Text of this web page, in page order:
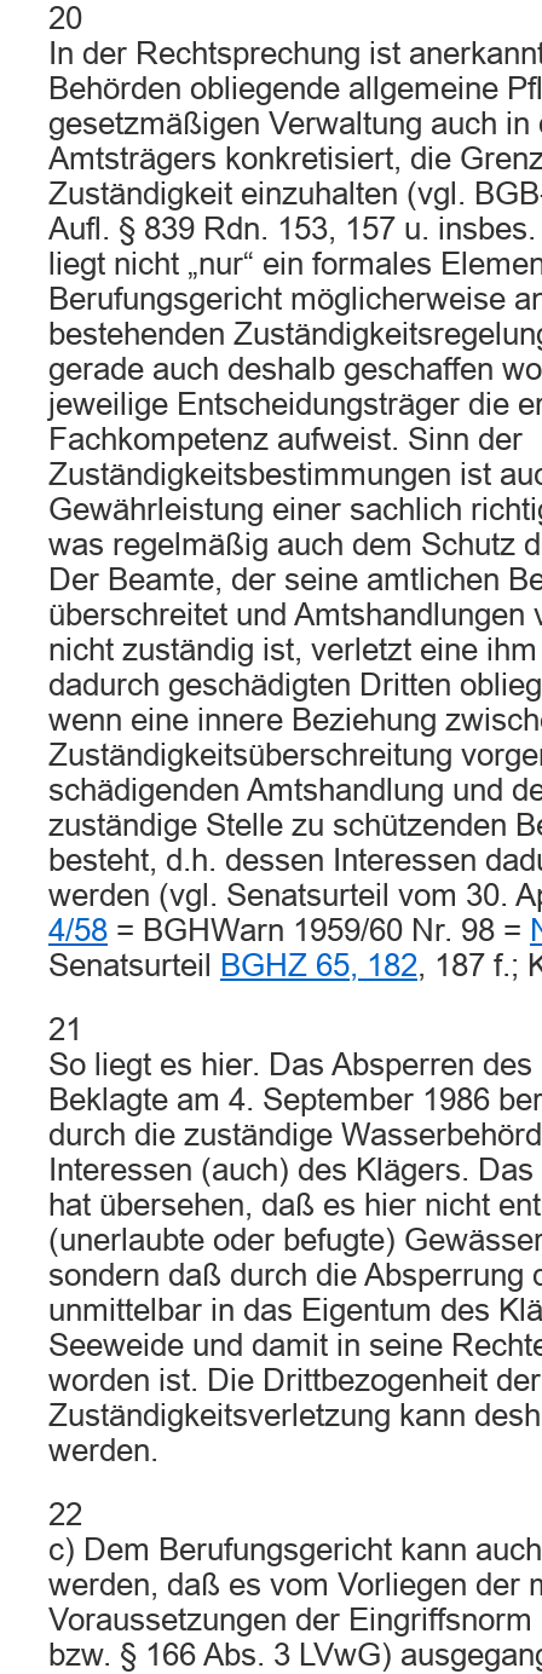
20
In der Rechtsprechung ist
Behörden obliegende allgemeine
gesetzmäßigen Verwaltung auch in
Amtsträgers konkretisiert, die
Zuständigkeit einzuhalten (vgl.
Aufl. § 839 Rdn. 153, 157 u.
liegt nicht „nur“ ein formales
Berufungsgericht möglicherweise
bestehenden
gerade auch deshalb geschaffen
jeweilige Entscheidungsträger die
Fachkompetenz aufweist. Sinn der
Zuständigkeitsbestimmungen ist
Gewährleistung einer sachlich
was regelmäßig auch dem Schutz
Der Beamte, der seine amtlichen
überschreitet und Amtshandlungen
nicht zuständig ist, verletzt eine
dadurch geschädigten Dritten
wenn eine innere Beziehung
Zuständigkeitsüberschreitung
schädigenden Amtshandlung und
zuständige Stelle zu schützenden
besteht, d.h. dessen Interessen
werden (vgl. Senatsurteil vom 30.
4/58 = BGHWarn 1959/60 Nr. 98 =
Senatsurteil
BGHZ 65, 182, 187 f.;
21
So liegt es hier. Das Absperren
Beklagte am 4. September 1986
durch die zuständige
Interessen (auch) des Klägers.
hat übersehen, daß es hier nicht
(unerlaubte oder befugte)
sondern daß durch die Absperrung
unmittelbar in das Eigentum des
Seeweide und damit in seine
worden ist. Die Drittbezogenheit der
Zuständigkeitsverletzung kann
werden.
22
c) Dem Berufungsgericht kann
werden, daß es vom Vorliegen der
Voraussetzungen der Eingriffsnorm
bzw. § 166 Abs. 3 LVwG)